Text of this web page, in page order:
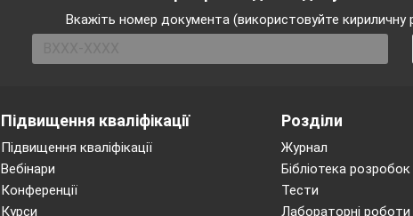
Вкажіть номер документа (використовуйте кириличну
Підвищення кваліфікації
Підвищення кваліфікації
Вебінари
Конференції
Курси
Розділи
Журнал
Бібліотека розробок
Тести
Лабораторні роботи